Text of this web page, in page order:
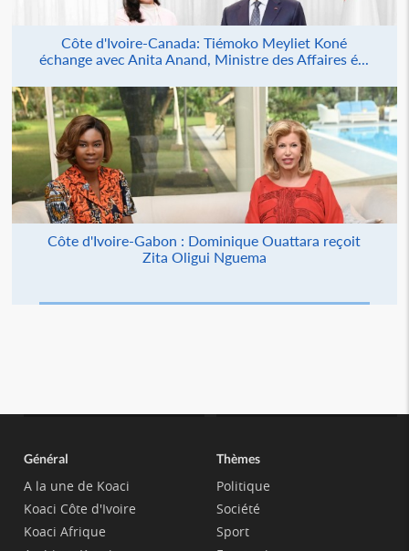
Côte d'Ivoire-Canada: Tiémoko Meyliet Koné
échange avec Anita Anand, Ministre des Affaires é...
Côte d'Ivoire-Gabon : Dominique Ouattara reçoit
Zita Oligui Nguema
Général
A la une de Koaci
Koaci Côte d'Ivoire
Koaci Afrique
Thèmes
Politique
Société
Sport